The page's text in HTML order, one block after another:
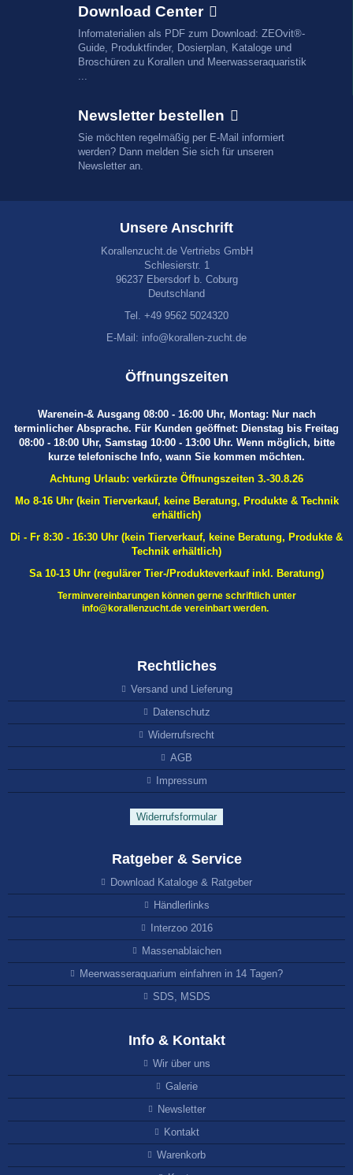
Download Center
Infomaterialien als PDF zum Download: ZEOvit®-
Guide, Produktfinder, Dosierplan, Kataloge und
Broschüren zu Korallen und Meerwasseraquaristik
...
Newsletter bestellen
Sie möchten regelmäßig per E-Mail informiert
werden? Dann melden Sie sich für unseren
Newsletter an.
Unsere Anschrift
Korallenzucht.de Vertriebs GmbH
Schlesierstr. 1
96237 Ebersdorf b. Coburg
Deutschland
Tel. +49 9562 5024320
E-Mail: info@korallen-zucht.de
Öffnungszeiten
Warenein-& Ausgang 08:00 - 16:00 Uhr, Montag: Nur nach
terminlicher Absprache. Für Kunden geöffnet: Dienstag bis Freitag
08:00 - 18:00 Uhr, Samstag 10:00 - 13:00 Uhr. Wenn möglich, bitte
kurze telefonische Info, wann Sie kommen möchten.
Achtung Urlaub: verkürzte Öffnungszeiten 3.-30.8.26
Mo 8-16 Uhr (kein Tierverkauf, keine Beratung, Produkte & Technik
erhältlich)
Di - Fr 8:30 - 16:30 Uhr (kein Tierverkauf, keine Beratung, Produkte &
Technik erhältlich)
Sa 10-13 Uhr (regulärer Tier-/Produkteverkauf inkl. Beratung)
Terminvereinbarungen können gerne schriftlich unter
info@korallenzucht.de vereinbart werden.
Rechtliches
Versand und Lieferung
Datenschutz
Widerrufsrecht
AGB
Impressum
Widerrufsformular
Ratgeber & Service
Download Kataloge & Ratgeber
Händlerlinks
Interzoo 2016
Massenablaichen
Meerwasseraquarium einfahren in 14 Tagen?
SDS, MSDS
Info & Kontakt
Wir über uns
Galerie
Newsletter
Kontakt
Warenkorb